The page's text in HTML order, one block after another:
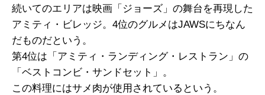
続いてのエリアは映画「ジョーズ」の舞台を再現した
アミティ・ビレッジ。4位のグルメはJAWSにちなん
だものだという。
第4位は「アミティ・ランディング・レストラン」の
「ベストコンビ・サンドセット」。
この料理にはサメ肉が使用されているという。